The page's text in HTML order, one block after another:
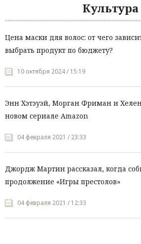
Культура
Цена маски для волос: от чего
выбрать продукт по бюджету?
10 октября 2024 / 15:19
Энн Хэтэуэй, Морган Фриман и
новом сериале Amazon
04 февраля 2021 / 23:33
Джордж Мартин рассказал, когда
продолжение «Игры престолов»
04 февраля 2021 / 12:33